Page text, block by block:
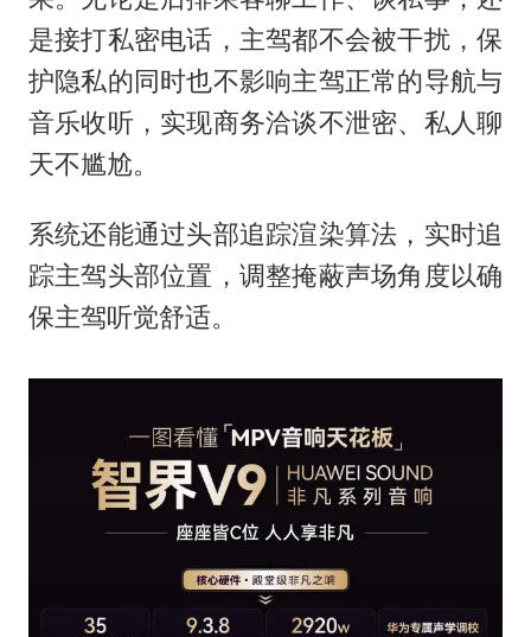
是接打私密电话，主驾都不会被干扰，保
护隐私的同时也不影响主驾正常的导航与
音乐收听，实现商务洽谈不泄密、私人聊
天不尴尬。
系统还能通过头部追踪渲染算法，实时追
踪主驾头部位置，调整掩蔽声场角度以确
保主驾听觉舒适。